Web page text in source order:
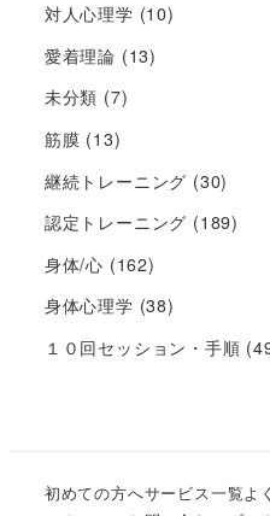
対人心理学 (10)
愛着理論 (13)
未分類 (7)
筋膜 (13)
継続トレーニング (30)
認定トレーニング (189)
身体/心 (162)
身体心理学 (38)
１０回セッション・手順
初めての方へサービス一覧よ